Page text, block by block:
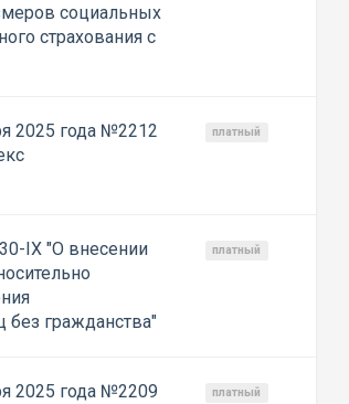
социальных
страхования с
2025 года №2212
платный
IX "О внесении
без гражданства"
платный
2025 года №2209
платный